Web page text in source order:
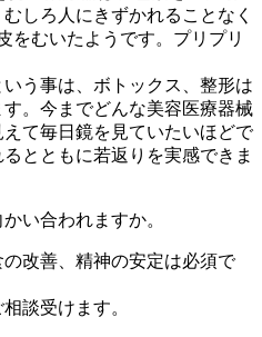
しろ人にきずかれることなく
をむいたようです。プリプリ
う事は、ボトックス、整形は
。今までどんな美容医療器械
て毎日鏡を見ていたいほどで
とともに若返りを実感できま
い合われますか。
改善、精神の安定は必須で
談受けます。